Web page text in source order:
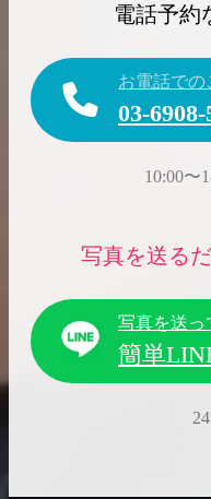
電話予約
お電話での
03-6908-
10:00〜
写真を送る
写真を送っ
簡単